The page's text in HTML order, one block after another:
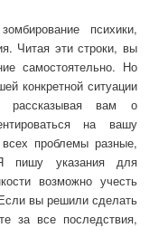
психики,
Читая эти строки, вы
самостоятельно. Но
конкретной ситуации
рассказывая вам о
на вашу
проблемы разные,
пишу указания для
возможно учесть
вы решили сделать
за все последствия,